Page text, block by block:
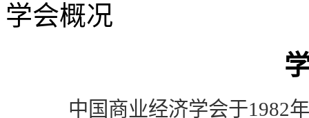
学会概况
中国商业经济学会于1982